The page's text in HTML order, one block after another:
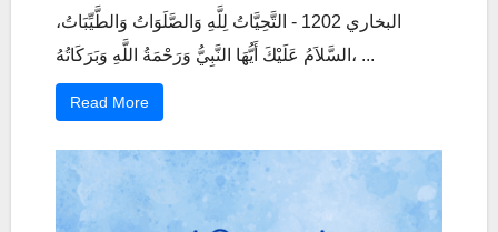
البخاري 1202 - التَّحِيَّاتُ لِلَّهِ وَالصَّلَوَاتُ وَالطَّيِّبَاتُ،
السَّلاَمُ عَلَيْكَ أَيُّهَا النَّبِيُّ وَرَحْمَةُ اللَّهِ وَبَرَكَاتُهُ، ...
Read More